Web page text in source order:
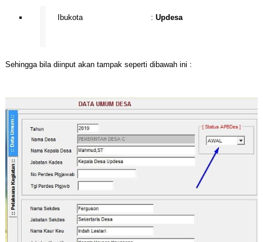
Ibukota : Updesa
Sehingga bila diinput akan tampak seperti dibawah ini :